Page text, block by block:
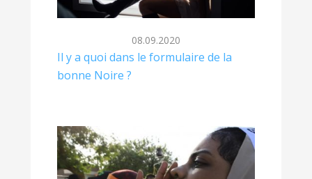
08.09.2020
Il y a quoi dans le formulaire de la
bonne Noire ?